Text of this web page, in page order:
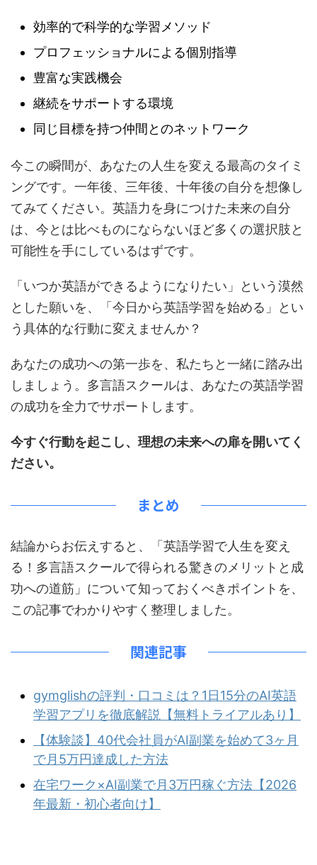
効率的で科学的な学習メソッド
プロフェッショナルによる個別指導
豊富な実践機会
継続をサポートする環境
同じ目標を持つ仲間とのネットワーク
今この瞬間が、あなたの人生を変える最高のタイミ
ングです。一年後、三年後、十年後の自分を想像し
てみてください。英語力を身につけた未来の自分
は、今とは比べものにならないほど多くの選択肢と
可能性を手にしているはずです。
「いつか英語ができるようになりたい」という漠然
とした願いを、「今日から英語学習を始める」とい
う具体的な行動に変えませんか？
あなたの成功への第一歩を、私たちと一緒に踏み出
しましょう。多言語スクールは、あなたの英語学習
の成功を全力でサポートします。
今すぐ行動を起こし、理想の未来への扉を開いてく
ださい。
まとめ
結論からお伝えすると、「英語学習で人生を変え
る！多言語スクールで得られる驚きのメリットと成
功への道筋」について知っておくべきポイントを、
この記事でわかりやすく整理しました。
関連記事
gymglishの評判・口コミは？1日15分のAI英語
学習アプリを徹底解説【無料トライアルあり】
【体験談】40代会社員がAI副業を始めて3ヶ月
で月5万円達成した方法
在宅ワーク×AI副業で月3万円稼ぐ方法【2026
年最新・初心者向け】